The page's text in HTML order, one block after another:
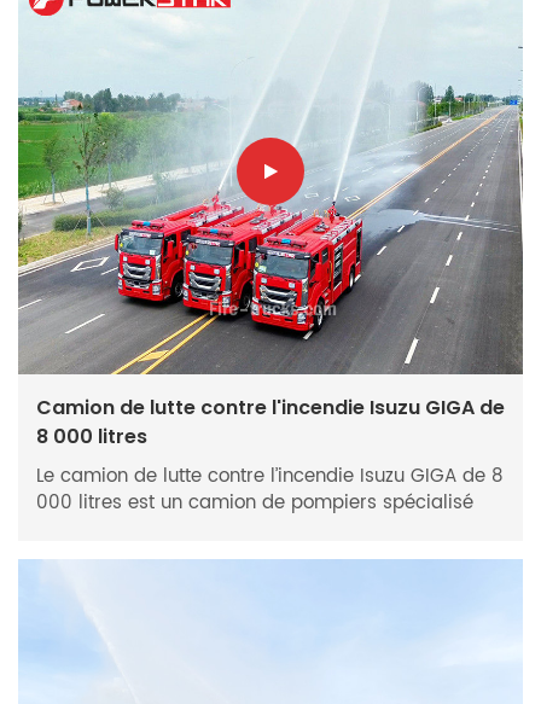
한국의
Melayu
Tiếng Việt Indonesia
中文 қазақ
Filipino မြန်မာ
српски
Camion de lutte contre l'incendie Isuzu GIGA de
8 000 litres
Le camion de lutte contre l’incendie Isuzu GIGA de 8
000 litres est un camion de pompiers spécialisé
extincteur principal. Il est équipé d’un réservoir
moussant et d’un doseur mélangeur, ainsi que de
canons à mousse haute pression, de tuyaux et